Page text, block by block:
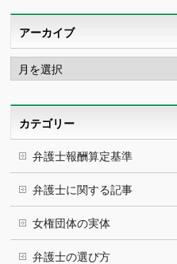
アーカイブ
ア
ー
カ
カテゴリー
弁護士報酬算定基準
弁護士に関する記事
女権団体の実体
弁護士の選び方